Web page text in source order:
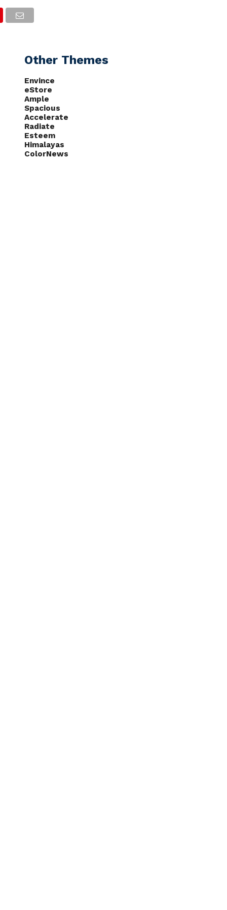
NOTÍCIAS
Other Themes
Envince
eStore
Ample
Spacious
Accelerate
Radiate
Esteem
Himalayas
ColorNews